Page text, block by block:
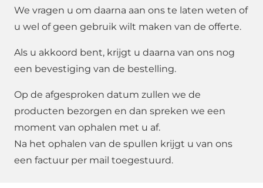
We vragen u om daarna aan ons te laten weten of
u wel of geen gebruik wilt maken van de offerte.
Als u akkoord bent, krijgt u daarna van ons nog
een bevestiging van de bestelling.
Op de afgesproken datum zullen we de
producten bezorgen en dan spreken we een
moment van ophalen met u af.
Na het ophalen van de spullen krijgt u van ons
een factuur per mail toegestuurd.